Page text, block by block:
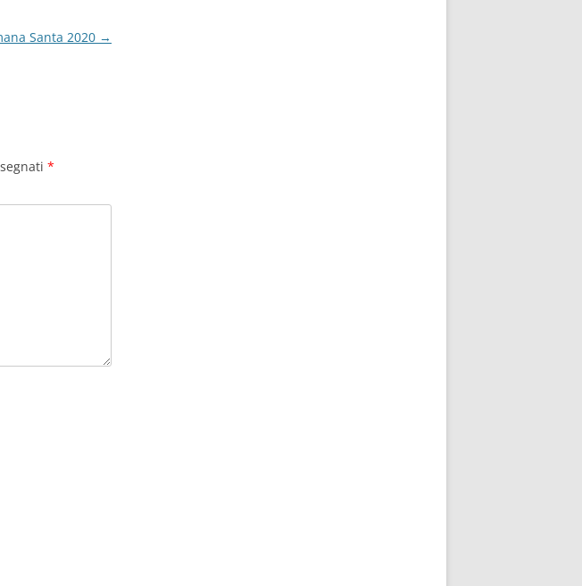
Santa 2020 →
*